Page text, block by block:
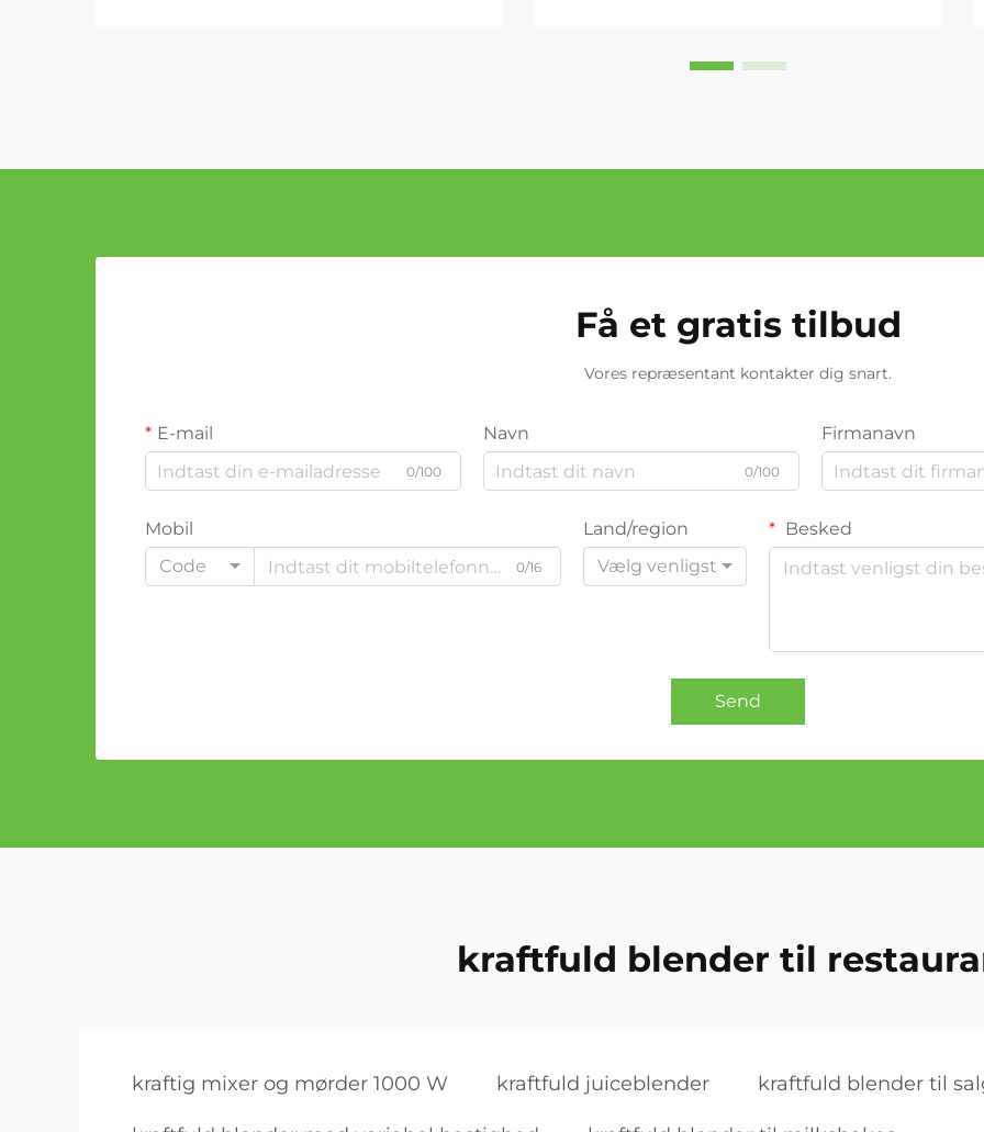
Få et gratis tilbud
Vores repræsentant kontakter dig snart.
E-mail
0/100
Navn
0/100
Firmanavn
Mobil
Code
0/16
Land/region
Vælg venligst
Besked
Send
kraftfuld blender til
kraftig mixer og mørder 1000 W kraftfuld juiceblender kraftfuld blender til